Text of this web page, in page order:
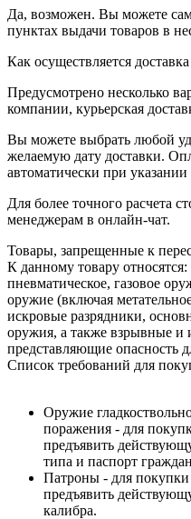
Да, возможен. Вы можете
пунктах выдачи товаров в
Как осуществляется
Предусмотрено несколько
компании, курьерская
Вы можете выбрать любой
желаемую дату доставки.
автоматически при
Для более точного расчета
менеджерам в онлайн-чат.
Товары, запрещенные к
К данному товару относятся:
пневматическое, газовое
оружие (включая
искровые разрядники,
оружия, а также взрывные и
представляющие опасность
Список требований для
Оружие
поражения - для
предъявить
типа и паспорт
Патроны - для покупки
предъявить
калибра.